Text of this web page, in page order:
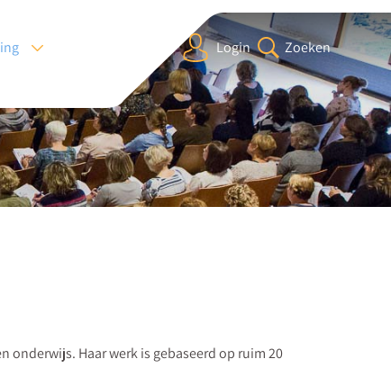
Login Zoeken
onderwijs. Haar werk is gebaseerd op ruim 20